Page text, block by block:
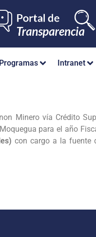
Programas Intranet
Minero vía Crédito
para el año
con cargo a la fuente